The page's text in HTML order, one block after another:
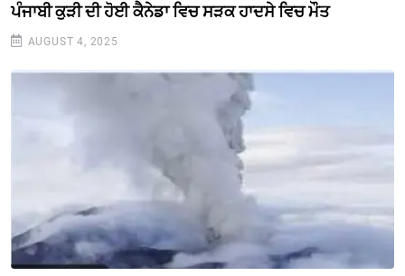
ਪੰਜਾਬੀ ਕੁੜੀ ਦੀ ਹੋਈ ਕੈਨੇਡਾ ਵਿਚ ਸੜਕ ਹਾਦਸੇ ਵਿਚ ਮੌਤ
AUGUST 4, 2025